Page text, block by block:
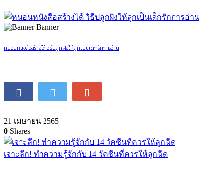
Banner
หนอนหนังสือสร้างได้ วิธีปลูกฝังให้ลูกเป็นเด็กรักการอ่าน
21 เมษายน 2565
0 Shares
เจาะลึก! ทำความรู้จักกับ 14 วัคซีนที่ควรให้ลูกฉีด